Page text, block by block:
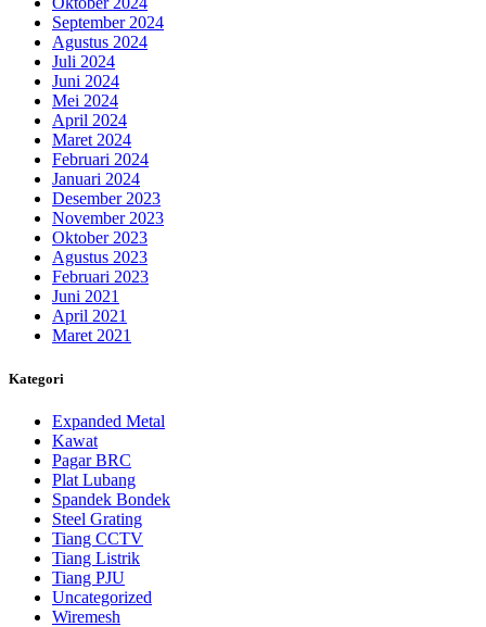
September 2024
Agustus 2024
Juli 2024
Juni 2024
Mei 2024
April 2024
Maret 2024
Februari 2024
Januari 2024
Desember 2023
November 2023
Oktober 2023
Agustus 2023
Februari 2023
Juni 2021
April 2021
Maret 2021
Kategori
Expanded Metal
Kawat
Pagar BRC
Plat Lubang
Spandek Bondek
Steel Grating
Tiang CCTV
Tiang Listrik
Tiang PJU
Uncategorized
Wiremesh